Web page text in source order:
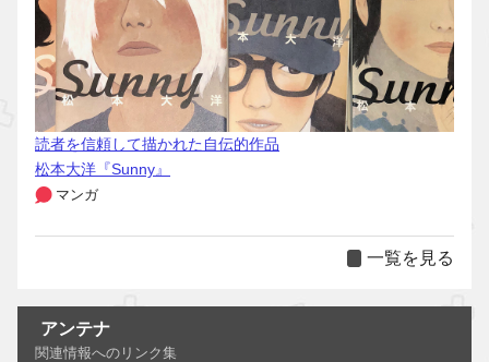
読者を信頼して描かれた自伝的作品
松本大洋『Sunny』
マンガ
一覧を見る
アンテナ
関連情報へのリンク集